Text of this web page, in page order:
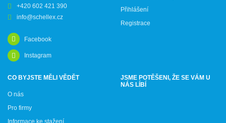
+420 602 421 390
info@schellex.cz
Facebook
Instagram
Přihlášení
Registrace
CO BYJSTE MĚLI VĚDĚT
O nás
Pro firmy
Informace ke stažení
JSME POTĚŠENI, ŽE SE VÁM U
NÁS LÍBÍ